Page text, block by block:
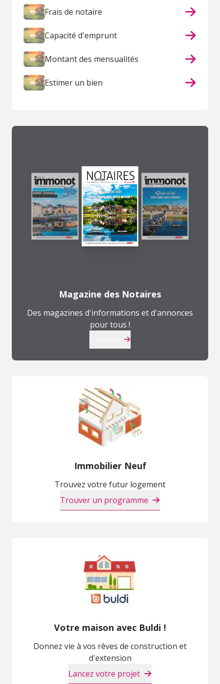
Frais de notaire
Capacité d'emprunt
Montant des mensualités
Estimer un bien
Magazine des Notaires
Des magazines d'informations et d'annonces
pour tous !
Immobilier Neuf
Trouvez votre futur logement
Trouver un programme
Votre maison avec Buldi !
Donnez vie à vos rêves de construction et
d'extension
Lancez votre projet